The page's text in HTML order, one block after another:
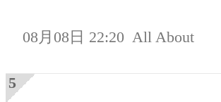
08月08日 22:20 All About